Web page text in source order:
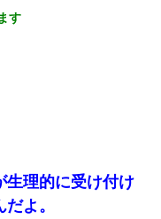
参加してたんだけど、
達とやりなよ！」と言
っ？(息子目の前にいる
ん」→息子を名乗って
。→9・11で叔母夫婦が
す
生理的に受け付け
よ。